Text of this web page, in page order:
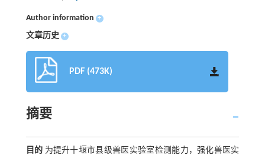
Author information +
文章历史 +
PDF (473K)
摘要
目的 为提升十堰市县级兽医实验室检测能力，强化兽医实